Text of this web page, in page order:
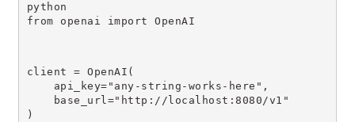
python
from openai import OpenAI
client = OpenAI(
api_key="any-string-works-here",
base_url="http://localhost:8080/v1"
)